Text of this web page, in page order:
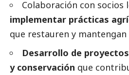
Colaboración con socios
implementar prácticas
que restauren y mantengan
Desarrollo de
y conservación que